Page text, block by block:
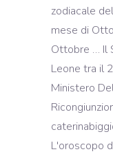
zodiacale
mese di
Ottobre … Il
Leone tra il
Ministero
L'oroscopo